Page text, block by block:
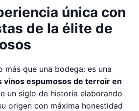
única con
de la élite de
más que una bodega: es una
vinos espumosos de terroir en
un siglo de historia elaborando
origen con máxima honestidad